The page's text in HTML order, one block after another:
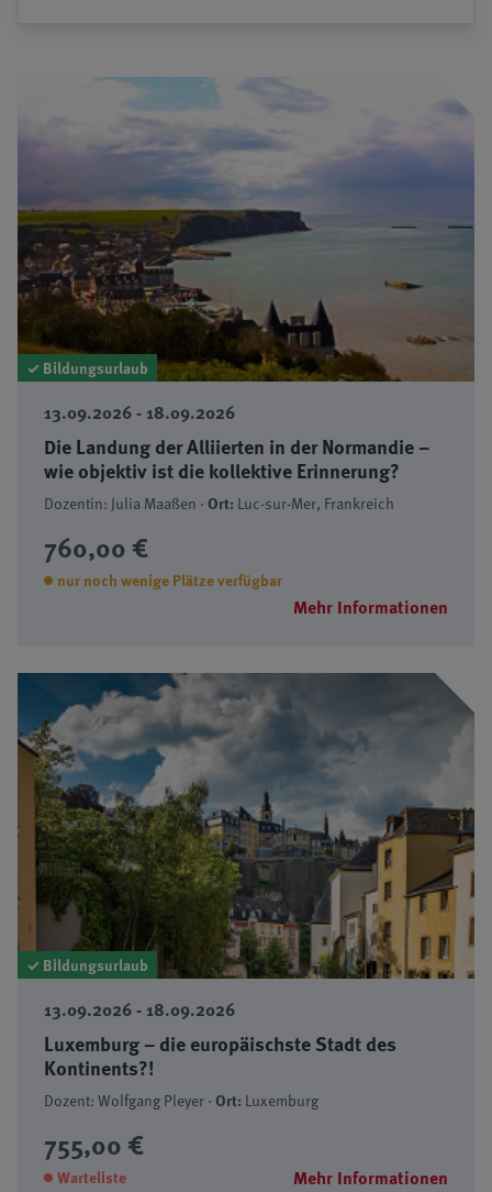
✓ Bildungsurlaub
13.09.2026 - 18.09.2026
Die Landung der Alliierten in der Normandie –
wie objektiv ist die kollektive Erinnerung?
Dozentin: Julia Maaßen ·Ort: Luc-sur-Mer, Frankreich
760,00 €
nur noch wenige Plätze verfügbar
Mehr Informationen
✓ Bildungsurlaub
13.09.2026 - 18.09.2026
Luxemburg – die europäischste Stadt des
Kontinents?!
Dozent: Wolfgang Pleyer ·Ort: Luxemburg
755,00 €
Warteliste Mehr Informationen